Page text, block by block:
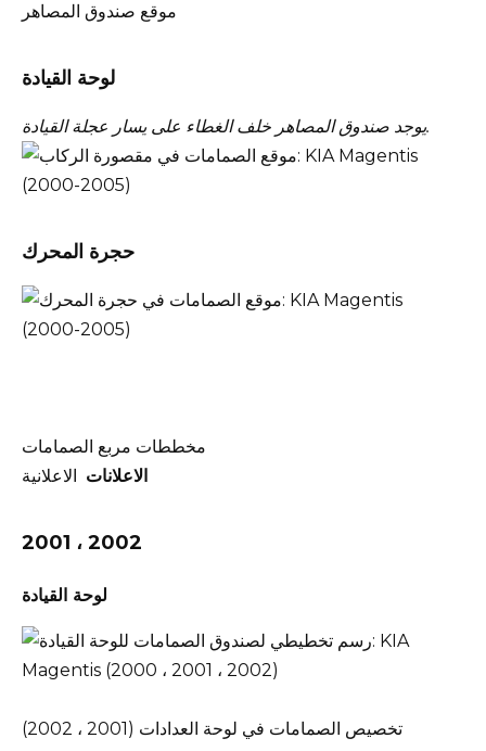
موقع صندوق المصاهر
لوحة القيادة
يوجد صندوق المصاهر خلف الغطاء على يسار عجلة القيادة.
حجرة المحرك
مخططات مربع الصمامات
الاعلانات الاعلانية
2001 ، 2002
لوحة القيادة
تخصيص الصمامات في لوحة العدادات (2001 ، 2002)